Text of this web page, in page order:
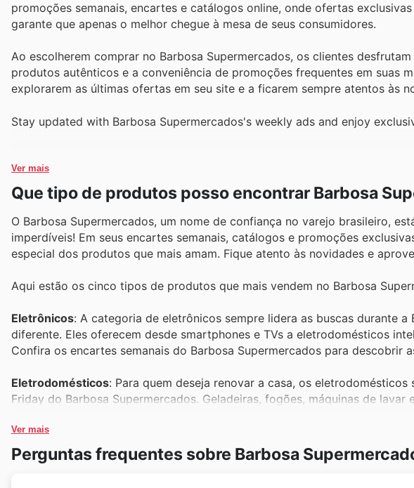
promoções semanais, encartes e catálogos online, onde ofertas
garante que apenas o melhor chegue à mesa de seus consumidores.
Ao escolherem comprar no Barbosa Supermercados, os clientes
produtos autênticos e a conveniência de promoções frequentes em suas
explorarem as últimas ofertas em seu site e a ficarem sempre atentos às
Stay updated with Barbosa Supermercados's weekly ads and enjoy
Ver mais
Que tipo de produtos posso encontrar Barbosa
O Barbosa Supermercados, um nome de confiança no varejo brasileiro,
imperdíveis! Em seus encartes semanais, catálogos e promoções
especial dos produtos que mais amam. Fique atento às novidades e
Aqui estão os cinco tipos de produtos que mais vendem no Barbosa
Eletrônicos: A categoria de eletrônicos sempre lidera as buscas durante
diferente. Eles oferecem desde smartphones e TVs a eletrodomésticos
Confira os encartes semanais do Barbosa Supermercados para descobrir
Eletrodomésticos: Para quem deseja renovar a casa, os
Friday do Barbosa Supermercados. Geladeiras, fogões, máquinas de
Carnes e Frios : A qualidade e a variedade de carnes e frios no Barbosa
Friday elas ficam ainda mais especiais. Prepare churrascos e refeições
Ver mais
Perguntas frequentes sobre Barbosa